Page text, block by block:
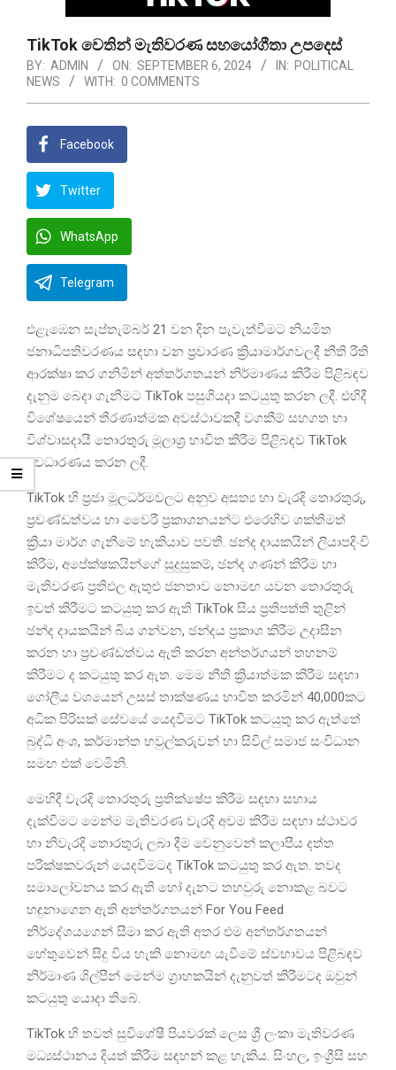
TikTok වෙතින් මැතිවරණ සහයෝගීතා උපදෙස්
BY: ADMIN ON: SEPTEMBER 6, 2024 IN: POLITICAL
NEWS
WITH: 0 COMMENTS
Facebook
Twitter
WhatsApp
Telegram
එළැඹෙන සැප්තැම්බර් 21 වන දින පැවැත්වීමට නියමිත
ජනාධිපතිවරණය සඳහා වන ප්‍රචාරණ ක්‍රියාමාර්ගවලදී නීති රීති
ආරක්ෂා කර ගනිමින් අත්තර්ගතයන් නිර්මාණය කිරීම පිළිබඳව
දැනුම බෙදා ගැනීමට TikTok පසුගියදා කටයුතු කරන ලදී. එහිදී
විශේෂයෙන් තීරණාත්මක අවස්ථාවකදී වගකීම් සහගත හා
විශ්වාසදායී තොරතුරු මූලාශ්‍ර භාවිත කිරීම පිළිබඳව TikTok
අවධාරණය කරන ලදී.
TikTok හි ප්‍රජා මූලධර්මවලට අනුව අසත්‍ය හා වැරදි තොරතුරු,
ප්‍රචණ්ඩත්වය හා වෛරී ප්‍රකාශනයන්ට එරෙහිව ශක්තිමත්
ක්‍රියා මාර්ග ගැනීමේ හැකියාව පවතී. ඡන්ද දායකයින් ලියාපදිංචි
කිරීම, අපේක්ෂකයින්ගේ සුදුසුකම්, ඡන්ද ගණන් කිරීම හා
මැතිවරණ ප්‍රතිඵල ඇතුළු ජනතාව නොමඟ යවන තොරතුරු
ඉවත් කිරීමට කටයුතු කර ඇති TikTok සිය ප්‍රතිපත්ති තුළින්
ඡන්ද දායකයින් බිය ගන්වන, ඡන්දය ප්‍රකාශ කිරීම උදාසීන
කරන හා ප්‍රචණ්ඩත්වය ඇති කරන අන්තර්ගයන් තහනම්
කිරීමට ද කටයුතු කර ඇත. මෙම නීති ක්‍රියාත්මක කිරීම සඳහා
ගෝලීය වශයෙන් උසස් තාක්ෂණය භාවිත කරමින් 40,000කට
අධික පිරිසක් සේවයේ යෙදවීමට TikTok කටයුතු කර ඇත්තේ
බුද්ධි අංශ, කර්මාන්ත හවුල්කරුවන් හා සිවිල් සමාජ සංවිධාන
සමඟ එක් වෙමිනි.
මෙහිදී වැරදි තොරතුරු ප්‍රතික්ෂේප කිරීම සඳහා සහාය
දැක්වීමට මෙන්ම මැතිවරණ වැරදි අවම කිරීම සඳහා ස්ථාවර
හා නිවැරදි තොරතුරු ලබා දීම වෙනුවෙන් කලාපීය දත්ත
පරීක්ෂකවරුන් යෙදවීමටද TikTok කටයුතු කර ඇත. තවද
සමාලෝචනය කර ඇති හෝ දැනට තහවුරු නොකළ බවට
හඳුනාගෙන ඇති අන්තර්ගතයන් For You Feed
නිර්දේශයගෙන් සීමා කර ඇති අතර එම අන්තර්ගතයන්
හේතුවෙන් සිදු විය හැකි නොමඟ යැවීමේ ස්වභාවය පිළිබඳව
නිර්මාණ ශිල්පීන් මෙන්ම ග්‍රාහකයින් දැනුවත් කිරීමටද ඔවුන්
කටයුතු යොදා තිබේ.
TikTok හි තවත් සුවිශේෂී පියවරක් ලෙස ශ්‍රී ලංකා මැතිවරණ
මධ්‍යස්ථානය දියත් කිරීම සඳහන් කළ හැකිය. සිංහල, ඉංග්‍රීසි සහ